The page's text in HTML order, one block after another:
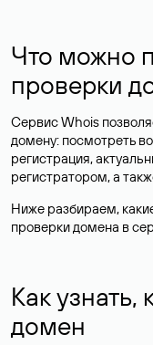
Что можно
проверки
Сервис Whois
домену: посмотреть
регистрация,
регистратором, а
Ниже разбираем,
проверки домена в
Как
домен